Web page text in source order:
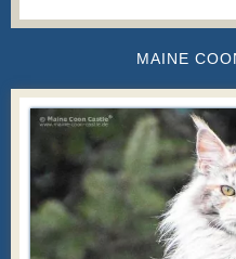
MAINE